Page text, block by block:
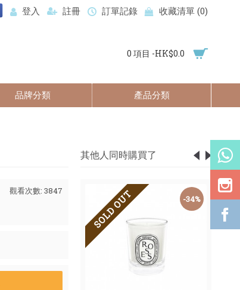
登入 註冊 訂單記錄 收藏清單 (0)
0 項目 -HK$0.0
品牌分類 產品分類
其他人同時購買了
-34%
SOLD OUT
觀看次數: 3847